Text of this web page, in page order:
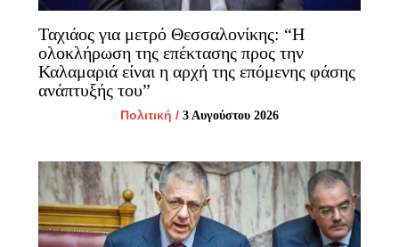
Ταχιάος για μετρό Θεσσαλονίκης: “Η
ολοκλήρωση της επέκτασης προς την
Καλαμαριά είναι η αρχή της επόμενης φάσης
ανάπτυξής του”
Πολιτική / 3 Αυγούστου 2026